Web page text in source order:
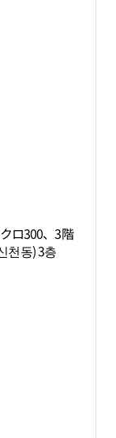
ロ300、3階
천동) 3층